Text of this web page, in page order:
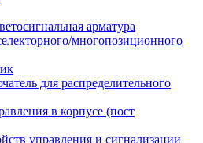
арматура
многопозиционного
для распределительного
в корпусе (пост
управления и сигнализации